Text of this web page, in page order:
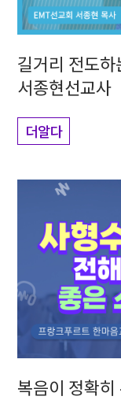
길거리 전도
서종현선교사
더알다
복음이 정확